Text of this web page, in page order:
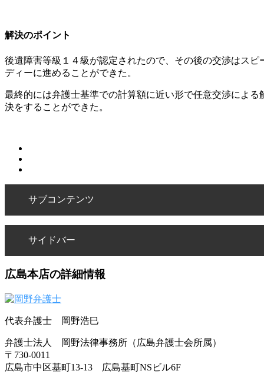
解決のポイント
後遺障害等級１４級が認定されたので、その後の交渉はスピ
ディーに進めることができた。
最終的には弁護士基準での計算額に近い形で任意交渉による
決をすることができた。
サブコンテンツ
サイドバー
広島本店の詳細情報
代表弁護士 岡野浩巳
弁護士法人 岡野法律事務所（広島弁護士会所属）
〒730-0011
広島市中区基町13-13 広島基町NSビル6F